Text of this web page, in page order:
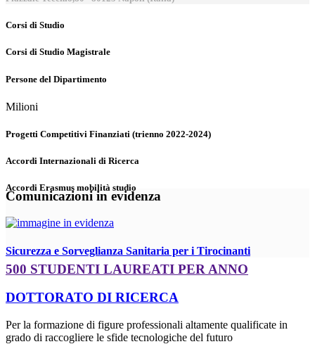
Corsi di Studio
Corsi di Studio Magistrale
Persone del Dipartimento
Milioni
Progetti Competitivi Finanziati (trienno 2022-2024)
Accordi Internazionali di Ricerca
Accordi Erasmus mobilità studio
Comunicazioni in evidenza
Sicurezza e Sorveglianza Sanitaria per i Tirocinanti
500 STUDENTI LAUREATI PER ANNO
DOTTORATO DI RICERCA
Per la formazione di figure professionali altamente qualificate in
grado di raccogliere le sfide tecnologiche del futuro